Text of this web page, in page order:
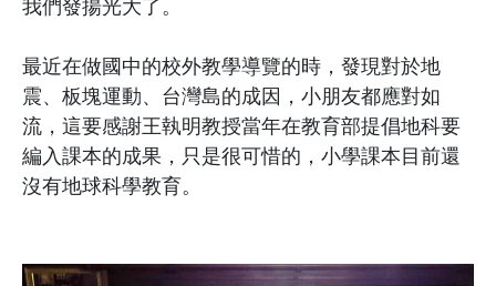
我們發揚光大了。
最近在做國中的校外教學導覽的時，發現對於地
震、板塊運動、台灣島的成因，小朋友都應對如
流，這要感謝王執明教授當年在教育部提倡地科要
編入課本的成果，只是很可惜的，小學課本目前還
沒有地球科學教育。